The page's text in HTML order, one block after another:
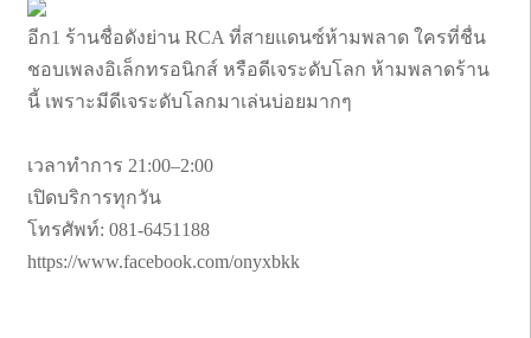
อีก1 ร้านชื่อดังย่าน RCA ที่สายแดนซ์ห้ามพลาด ใครที่ชื่น
ชอบเพลงอิเล็กทรอนิกส์ หรือดีเจระดับโลก ห้ามพลาดร้าน
นี้ เพราะมีดีเจระดับโลกมาเล่นบ่อยมากๆ
เวลาทำการ 21:00–2:00
เปิดบริการทุกวัน
โทรศัพท์: 081-6451188
https://www.facebook.com/onyxbkk